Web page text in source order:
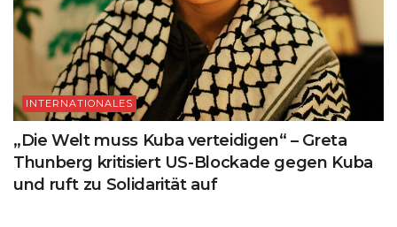
INTERNATIONALES
„Die Welt muss Kuba verteidigen“ – Greta
Thunberg kritisiert US-Blockade gegen Kuba
und ruft zu Solidarität auf